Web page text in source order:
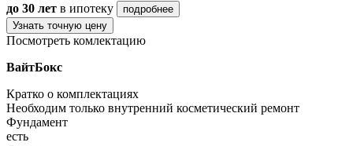
до 30 лет в ипотеку
подробнее
Узнать точную цену
Посмотреть комлектацию
ВайтБокс
Кратко о комплектациях
Необходим только внутренний косметический ремонт
Фундамент
есть